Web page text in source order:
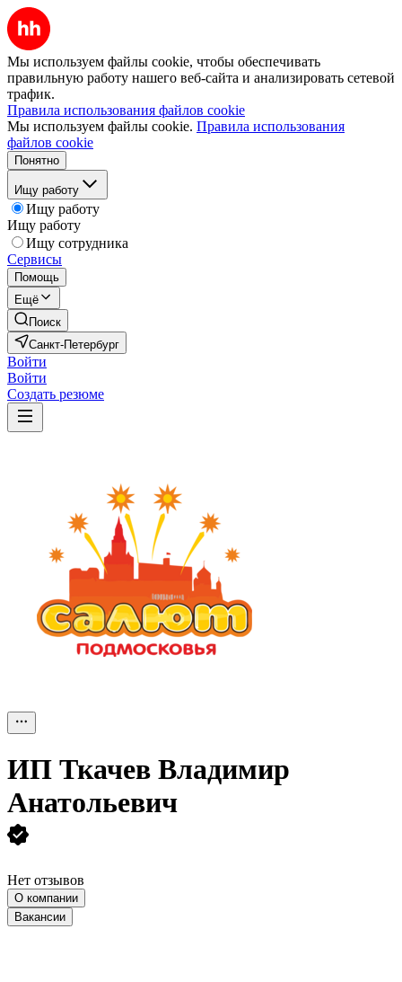
Мы используем файлы cookie, чтобы обеспечивать
правильную работу нашего веб-сайта и анализировать сетевой
трафик.
Правила использования файлов cookie
Мы используем файлы cookie. Правила использования
файлов cookie
Понятно
Ищу работу
Ищу работу
Ищу работу
Ищу сотрудника
Сервисы
Помощь
Ещё
Поиск
Санкт-Петербург
Войти
Войти
Создать резюме
ИП Ткачев Владимир
Анатольевич
Нет отзывов
О компании
Вакансии